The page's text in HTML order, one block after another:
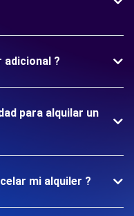
adicional ?
para alquilar un
mi alquiler ?